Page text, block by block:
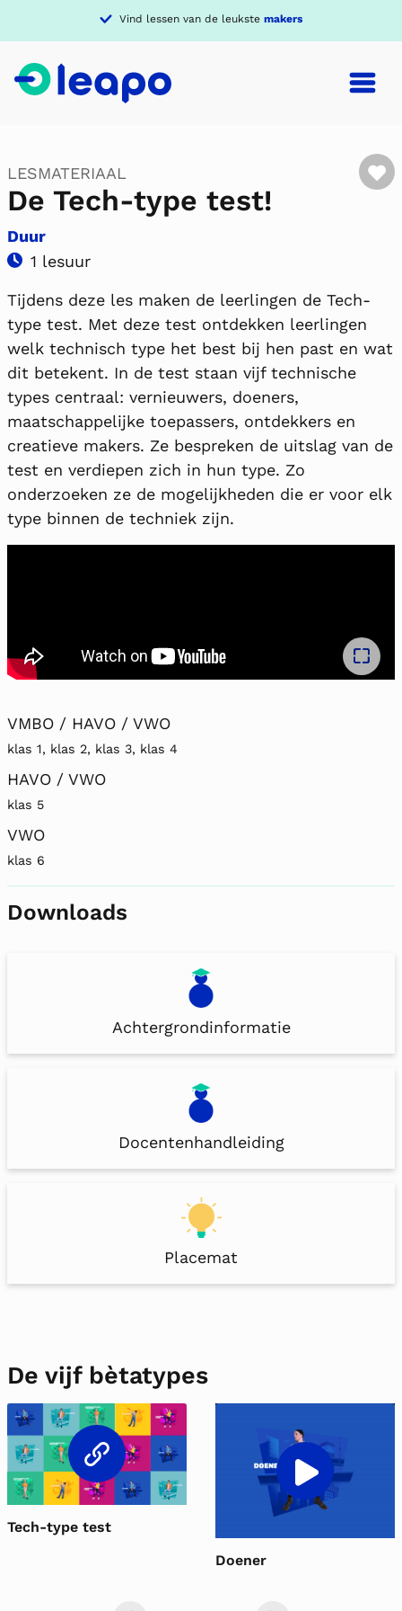
Vind lessen van de leukste makers
LESMATERIAAL
De Tech-type test!
Duur
1 lesuur
Tijdens deze les maken de leerlingen de Tech-
type test. Met deze test ontdekken leerlingen
welk technisch type het best bij hen past en wat
dit betekent. In de test staan vijf technische
types centraal: vernieuwers, doeners,
maatschappelijke toepassers, ontdekkers en
creatieve makers. Ze bespreken de uitslag van de
test en verdiepen zich in hun type. Zo
onderzoeken ze de mogelijkheden die er voor elk
type binnen de techniek zijn.
VMBO / HAVO / VWO
klas 1, klas 2, klas 3, klas 4
HAVO / VWO
klas 5
VWO
klas 6
Downloads
Achtergrondinformatie
Docentenhandleiding
Placemat
De vijf bètatypes
Tech-type test
Doener